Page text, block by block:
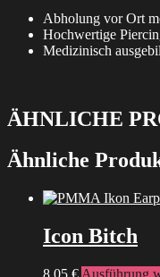
Abholung vor Ort
Hochwertige
Medizinisch
ÄHNLICHE
Ähnliche
Icon Bitch